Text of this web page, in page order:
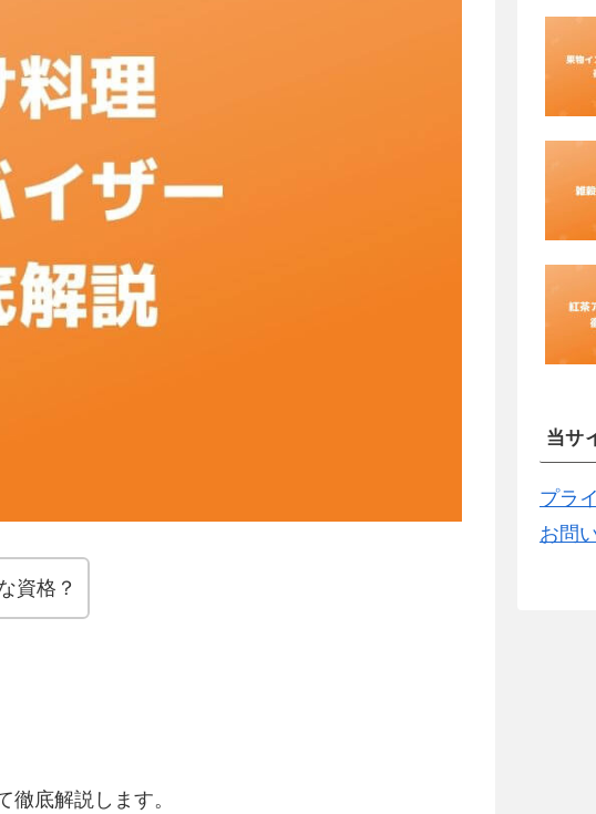
資格？
底解説します。
当サ
プラ
お問